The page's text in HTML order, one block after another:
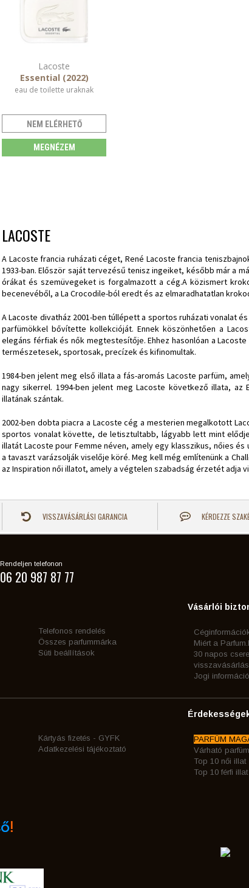
Lacoste
Essential (2022)
eau de toilette uraknak
NEM ELÉRHETŐ
MEGNÉZEM
LACOSTE
A Lacoste francia ruházati céget, René Lacoste francia
1933-ban. Először saját tervezésű tenisz ingeiket, később már a
órákat és szemüvegeket is forgalmazott a cég.A közismert
becenevéből, a La Crocodile-ból eredt és az elmaradhatatlan
A Lacoste divatház 2001-ben túllépett a sportos ruházati vonalat
parfümökkel bővítette kollekcióját. Ennek köszönhetően a
elegáns férfiak és nők megtestesítője. Ehhez hasonlóan a
természetesek, sportosak, precízek és kifinomultak.
1984-ben jelent meg első illata a fás-aromás Lacoste parfüm,
nagy sikerrel. 1994-ben jelent meg Lacoste következő illata,
illatának szántak.
2002-ben dobta piacra a Lacoste cég a mesterien megalkotott
sportos vonalat követte, de letisztultabb, lágyabb lett mint
illatát Lacoste pour Femme néven, amely egy klasszikus, nőies
a tavaszt varázsolják viselője köré. Meg kell még említenünk a
az Inspiration női illatot, amely a végtelen szabadság érzetét adja
VISSZAVÁSÁRLÁSI GARANCIA KÉRDEZZE
Rendeljen telefonon
06 20 987 87 77
Telefonos rendelés
Összes parfummárka
Süti beállítások
Vásárlói
Miért a
30 napos
visszavásárlás
Jogi
Kártyás fizetés - GYFK
Adatkezelési tájékoztató
PARFÜM
Várható
Top 10 női illat
Top 10 férfi illat